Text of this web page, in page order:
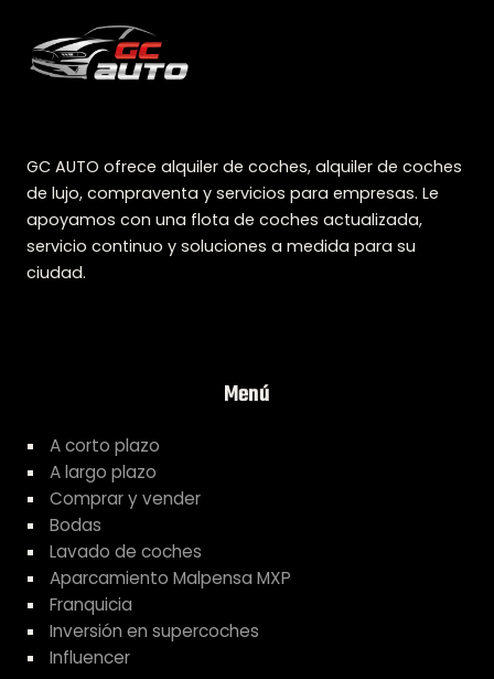
GC AUTO ofrece alquiler de coches, alquiler de coches
de lujo, compraventa y servicios para empresas. Le
apoyamos con una flota de coches actualizada,
servicio continuo y soluciones a medida para su
ciudad.
Menú
A corto plazo
A largo plazo
Comprar y vender
Bodas
Lavado de coches
Aparcamiento Malpensa MXP
Franquicia
Inversión en supercoches
Influencer